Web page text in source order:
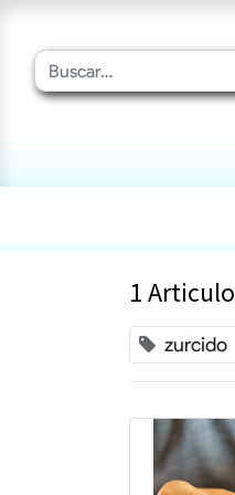
1 Articulo
zurcido